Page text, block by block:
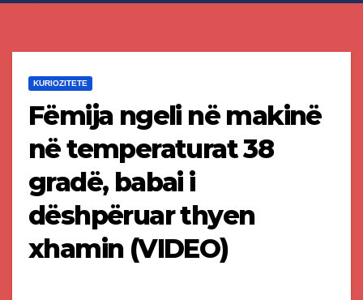
KURIOZITETE
Fëmija ngeli në makinë
në temperaturat 38
gradë, babai i
dëshpëruar thyen
xhamin (VIDEO)